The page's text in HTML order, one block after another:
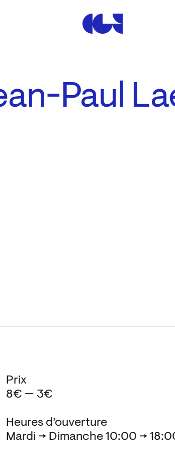
Centre de la
Paul
Heures d’ouverture
Mardi → Dimanche 10:00 →
Prix
8€ — 3€